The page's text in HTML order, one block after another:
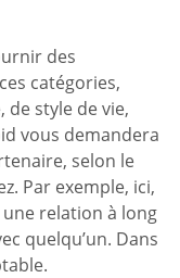
des
catégories,
de style de vie,
vous demandera
selon le
Par exemple, ici,
relation à long
quelqu’un. Dans